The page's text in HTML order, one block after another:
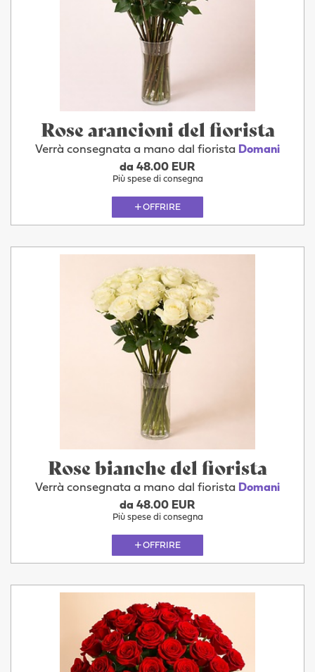
Rose arancioni del fiorista
Verrà consegnata a mano dal fiorista Domani
da 48.00 EUR
Più spese di consegna
OFFRIRE
Rose bianche del fiorista
Verrà consegnata a mano dal fiorista Domani
da 48.00 EUR
Più spese di consegna
OFFRIRE